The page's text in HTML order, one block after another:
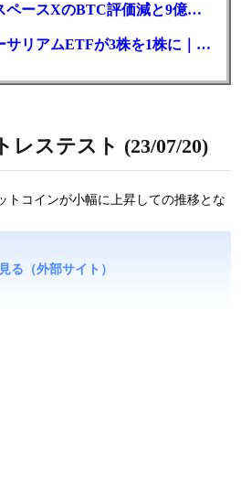
【今日の仮想通貨】スペースXのBTC評価減と9億株の解禁。208億円相当のBTCが盗難
ブラックロックのイーサリアムETFが3株を1株に｜年初来37%安
レステスト (23/07/20)
トコインが小幅に上昇しての推移とな
る（外部サイト）